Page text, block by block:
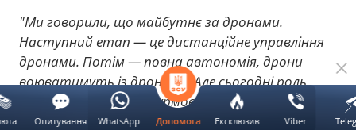
"Ми говорили, що майбутнє за дронами.
Наступний етап — це дистанційне управління
дронами. Потім — повна автономія, дрони
воюватимуть із дронами. Але сьогодні роль
нашої піхоти та штурмовиків безцінна. До
цього потрібно рухатися поступово і дуже
Допомога Ексклюзив Viber
Опитування WhatsApp